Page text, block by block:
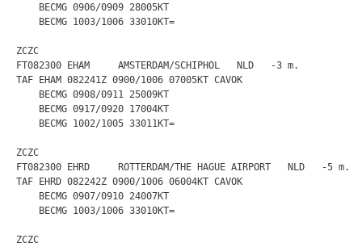
    BECMG 0906/0909 28005KT
    BECMG 1003/1006 33010KT=
ZCZC
FT082300 EHAM     AMSTERDAM/SCHIPHOL   NLD   -3 m.
TAF EHAM 082241Z 0900/1006 07005KT CAVOK
    BECMG 0908/0911 25009KT
    BECMG 0917/0920 17004KT
    BECMG 1002/1005 33011KT=
ZCZC
FT082300 EHRD     ROTTERDAM/THE HAGUE AIRPORT   NLD   -5 m.
TAF EHRD 082242Z 0900/1006 06004KT CAVOK
    BECMG 0907/0910 24007KT
    BECMG 1003/1006 33010KT=
ZCZC